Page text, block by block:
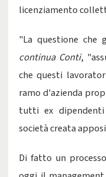
licenziamento
"La questione che
continua Conti,
che questi
ramo d'azienda
tutti ex
società creata
Di fatto un